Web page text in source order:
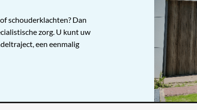
schouderklachten? Dan
zorg. U kunt uw
een eenmalig